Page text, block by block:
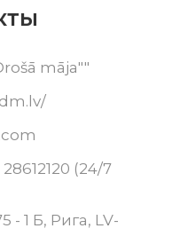
māja""
(24/7
1 Б, Рига, LV-